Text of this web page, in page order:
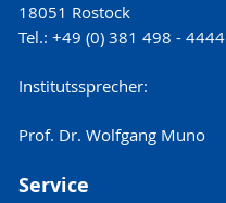
18051 Rostock
Tel.: +49 (0) 381 498 - 4444
Institutssprecher:
Prof. Dr. Wolfgang Muno
Service